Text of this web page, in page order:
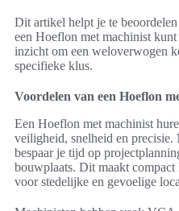
Dit artikel helpt je te
een Hoeflon met machinist
inzicht om een weloverwogen
specifieke klus.
Voordelen van een Hoeflon
Een Hoeflon met machinist
veiligheid, snelheid en precisie.
bespaar je tijd op
bouwplaats. Dit maakt
voor stedelijke en gevoelige